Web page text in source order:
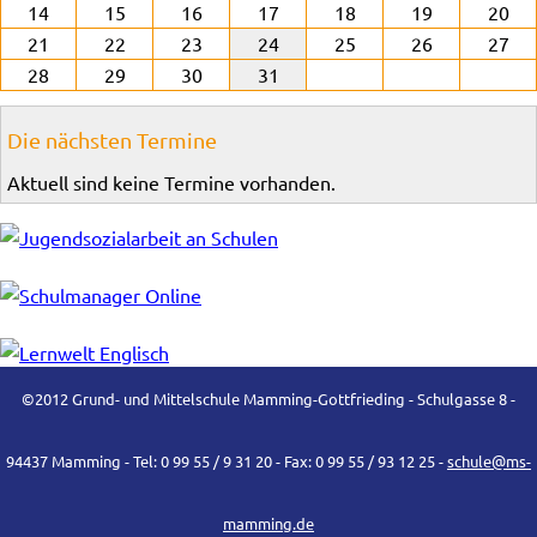
14
15 16 17 18 19
20
21
22 23 24 25 26
27
28
29 30 31
Die nächsten Termine
Aktuell sind keine Termine vorhanden.
©2012 Grund- und Mittelschule Mamming-Gottfrieding - Schulgasse 8 -
94437 Mamming - Tel: 0 99 55 / 9 31 20 - Fax: 0 99 55 / 93 12 25 -schule@ms-
mamming.de